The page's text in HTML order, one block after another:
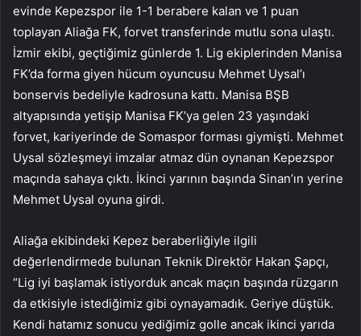
evinde Kepezspor ile 1-1 berabere kalan ve 1 puan
toplayan Aliağa FK, forvet transferinde mutlu sona ulaştı.
İzmir ekibi, geçtiğimiz günlerde 1. Lig ekiplerinden Manisa
FK’da forma giyen hücum oyuncusu Mehmet Uysal’ı
bonservis bedeliyle kadrosuna kattı. Manisa BŞB
altyapısında yetişip Manisa FK’ya gelen 23 yaşındaki
forvet, kariyerinde de Somaspor forması giymişti. Mehmet
Uysal sözleşmeyi imzalar atmaz dün oynanan Kepezspor
maçında sahaya çıktı. İkinci yarının başında Sinan’ın yerine
Mehmet Uysal oyuna girdi.
Aliağa ekibindeki Kepez beraberliğiyle ilgili
değerlendirmede bulunan Teknik Direktör Hakan Şapçı,
“Lig iyi başlamak istiyorduk ancak maçın başında rüzgarın
da etkisiyle istediğimiz gibi oynayamadık. Geriye düştük.
Kendi hatamız sonucu yediğimiz golle ancak ikinci yarıda